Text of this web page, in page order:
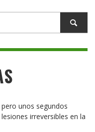
unos segundos
irreversibles en la